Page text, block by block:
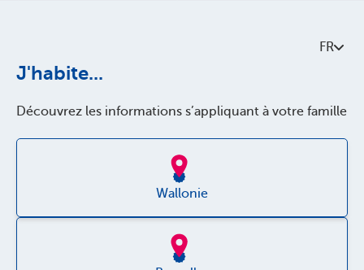
FR
J'habite...
Découvrez les informations s’appliquant à votre famille
Wallonie
À propos de Parentia
Accessibilité